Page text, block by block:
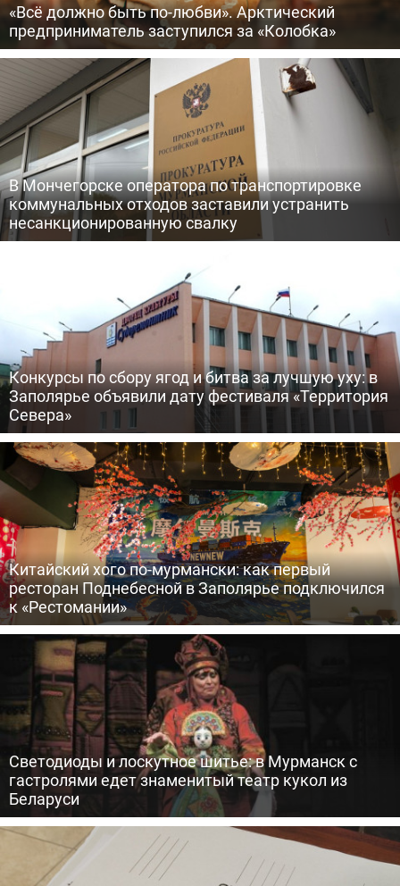
«Всё должно быть по-любви». Арктический
предприниматель заступился за «Колобка»
В Мончегорске оператора по транспортировке
коммунальных отходов заставили устранить
несанкционированную свалку
Конкурсы по сбору ягод и битва за лучшую уху: в
Заполярье объявили дату фестиваля «Территория
Севера»
Китайский хого по-мурмански: как первый
ресторан Поднебесной в Заполярье подключился
к «Рестомании»
Светодиоды и лоскутное шитье: в Мурманск с
гастролями едет знаменитый театр кукол из
Беларуси